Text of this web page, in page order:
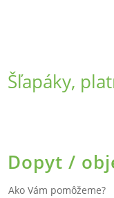
Šľapáky,
Dopyt /
Ako Vám pomôžeme?